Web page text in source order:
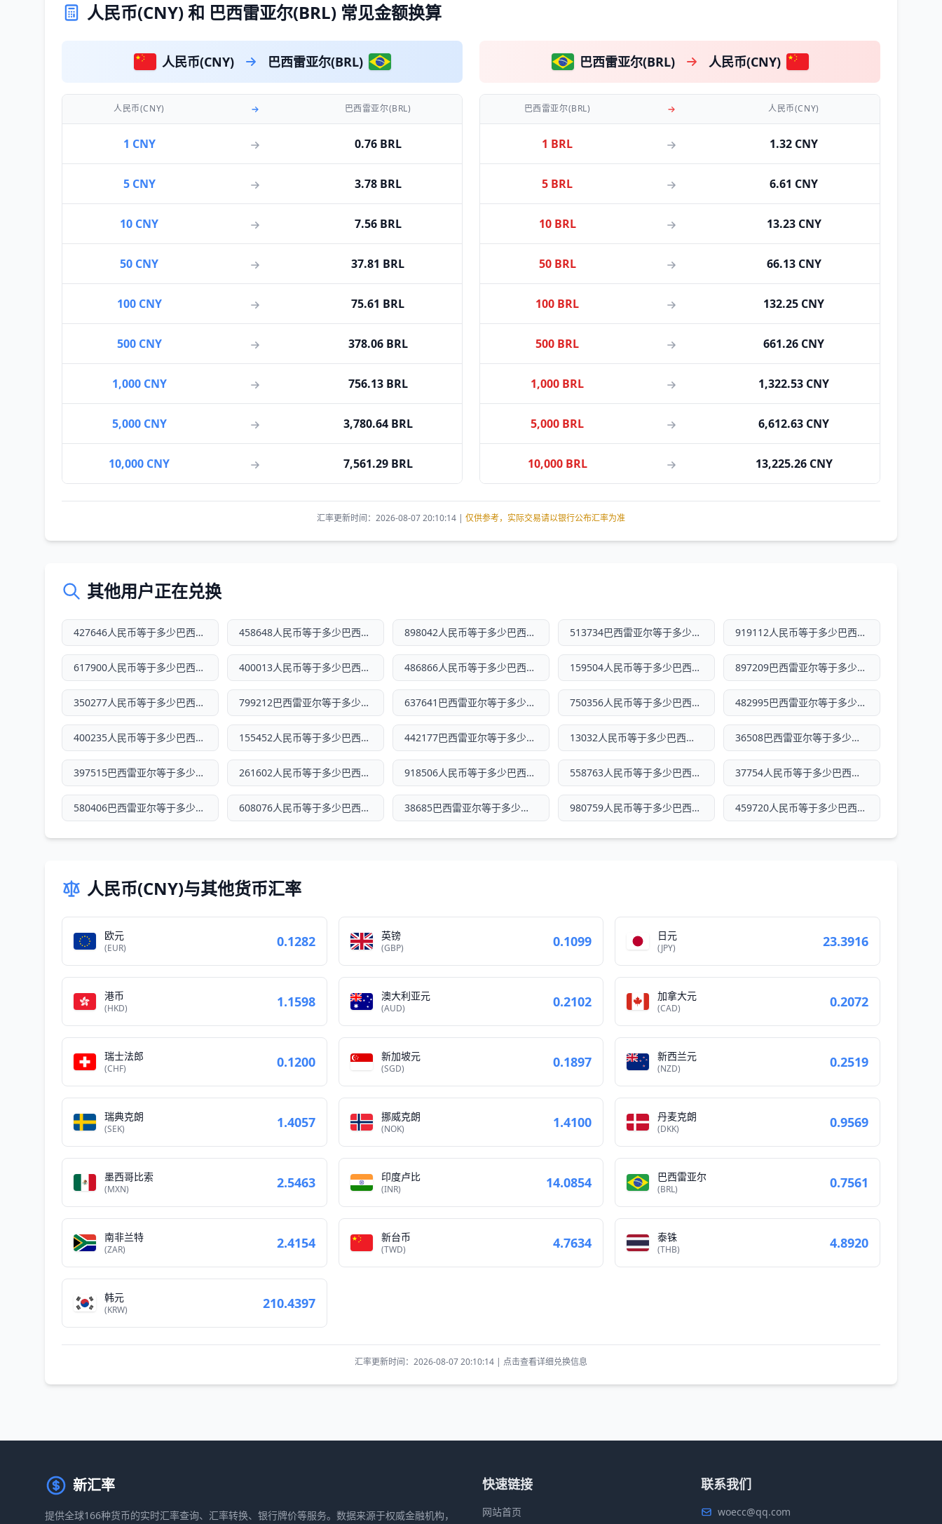
人民币(CNY) 和 巴西雷亚尔(BRL) 常见金额换算
人民币(CNY) 巴西雷亚尔(BRL)
人民币(CNY) 巴西雷亚尔(BRL)
1 CNY 0.76 BRL
5 CNY 3.78 BRL
10 CNY 7.56 BRL
50 CNY 37.81 BRL
100 CNY 75.61 BRL
500 CNY 378.06 BRL
1,000 CNY 756.13 BRL
5,000 CNY 3,780.64 BRL
10,000 CNY 7,561.29 BRL
巴西雷亚尔(BRL) 人民币(CNY)
巴西雷亚尔(BRL) 人民币(CNY)
1 BRL 1.32 CNY
5 BRL 6.61 CNY
10 BRL 13.23 CNY
50 BRL 66.13 CNY
100 BRL 132.25 CNY
500 BRL 661.26 CNY
1,000 BRL 1,322.53 CNY
5,000 BRL 6,612.63 CNY
10,000 BRL 13,225.26 CNY
汇率更新时间：2026-08-07 20:10:14 | 仅供参考，实际交易请以银行公布汇率为准
其他用户正在兑换
427646人民币等于多少巴西雷亚尔 458648人民币等于多少巴西雷亚尔 898042人民币等于多少巴西雷亚尔 513734巴西雷亚尔等于多少人民币 919112人民币等于多少巴西雷亚尔
617900人民币等于多少巴西雷亚尔 400013人民币等于多少巴西雷亚尔 486866人民币等于多少巴西雷亚尔 159504人民币等于多少巴西雷亚尔 897209巴西雷亚尔等于多少人民币
350277人民币等于多少巴西雷亚尔 799212巴西雷亚尔等于多少人民币 637641巴西雷亚尔等于多少人民币 750356人民币等于多少巴西雷亚尔 482995巴西雷亚尔等于多少人民币
400235人民币等于多少巴西雷亚尔 155452人民币等于多少巴西雷亚尔 442177巴西雷亚尔等于多少人民币 13032人民币等于多少巴西雷亚尔 36508巴西雷亚尔等于多少人民币
397515巴西雷亚尔等于多少人民币 261602人民币等于多少巴西雷亚尔 918506人民币等于多少巴西雷亚尔 558763人民币等于多少巴西雷亚尔 37754人民币等于多少巴西雷亚尔
580406巴西雷亚尔等于多少人民币 608076人民币等于多少巴西雷亚尔 38685巴西雷亚尔等于多少人民币 980759人民币等于多少巴西雷亚尔 459720人民币等于多少巴西雷亚尔
人民币(CNY)与其他货币汇率
欧元
(EUR) 0.1282 英镑
(GBP) 0.1099 日元
(JPY) 23.3916
港币
(HKD) 1.1598 澳大利亚元
(AUD) 0.2102 加拿大元
(CAD) 0.2072
瑞士法郎
(CHF) 0.1200 新加坡元
(SGD) 0.1897 新西兰元
(NZD) 0.2519
瑞典克朗
(SEK) 1.4057 挪威克朗
(NOK) 1.4100 丹麦克朗
(DKK) 0.9569
墨西哥比索
(MXN) 2.5463 印度卢比
(INR) 14.0854 巴西雷亚尔
(BRL) 0.7561
南非兰特
(ZAR) 2.4154 新台币
(TWD) 4.7634 泰铢
(THB) 4.8920
韩元
(KRW) 210.4397
汇率更新时间：2026-08-07 20:10:14 | 点击查看详细兑换信息
新汇率
提供全球166种货币的实时汇率查询、汇率转换、银行牌价等服务。数据来源于权威金融机构，
快速链接
网站首页
联系我们
woecc@qq.com